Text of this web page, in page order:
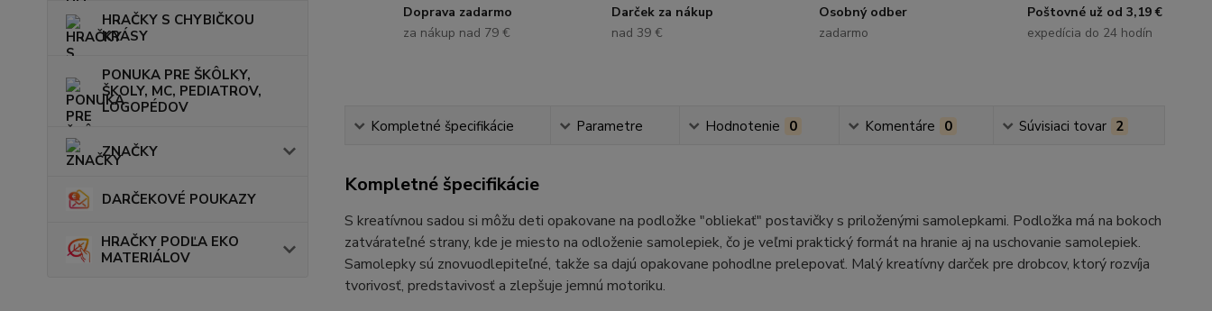
HRAČKY S CHYBIČKOU
KRÁSY
PONUKA PRE ŠKÔLKY,
ŠKOLY, MC, PEDIATROV,
LOGOPÉDOV
ZNAČKY
DARČEKOVÉ POUKAZY
HRAČKY PODĽA EKO
MATERIÁLOV
Doprava zadarmo
za nákup nad 79 €
Darček za nákup
nad 39 €
Osobný odber
zadarmo
Poštovné už od 3,19 €
expedícia do 24 hodín
Kompletné špecifikácie Parametre Hodnotenie 0 Komentáre 0 Súvisiaci tovar 2
Kompletné špecifikácie
S kreatívnou sadou si môžu deti opakovane na podložke "obliekať" postavičky s priloženými samolepkami. Podložka má na bokoch
zatvárateľné strany, kde je miesto na odloženie samolepiek, čo je veľmi praktický formát na hranie aj na uschovanie samolepiek.
Samolepky sú znovuodlepiteľné, takže sa dajú opakovane pohodlne prelepovať. Malý kreatívny darček pre drobcov, ktorý rozvíja
tvorivosť, predstavivosť a zlepšuje jemnú motoriku.